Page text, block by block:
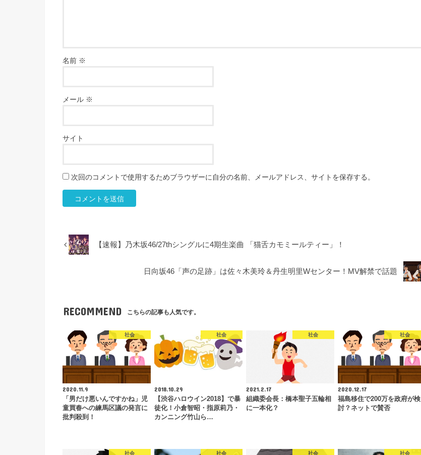
名前 ※
メール ※
サイト
次回のコメントで使用するためブラウザーに自分の名前、メールアドレス、サイトを保存する。
【速報】乃木坂46/27thシングルに4期生楽曲 「猫舌カモミールティー」！
日向坂46「声の足跡」は佐々木美玲＆丹生明里Wセンター！MV解禁で話題
RECOMMEND こちらの記事も人気です。
社会
2020.11.9
「男だけ悪いんですかね」児
童買春への練馬区議の発言に
批判殺到！
社会
2018.10.29
【渋谷ハロウイン2018】で暴
徒化！小倉智昭・指原莉乃・
カンニング竹山ら…
社会
2021.2.17
組織委会長：橋本聖子五輪相
に一本化？
社会
2020.12.17
福島移住で200万を政府が検
討？ネットで賛否
社会 社会 社会 社会